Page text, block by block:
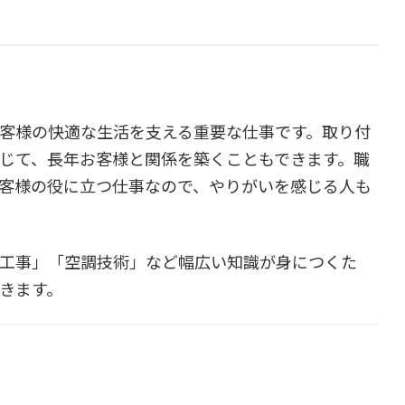
様の快適な生活を支える重要な仕事です。取り付
て、長年お客様と関係を築くこともできます。職
様の役に立つ仕事なので、やりがいを感じる人も
事」「空調技術」など幅広い知識が身につくた
ます。